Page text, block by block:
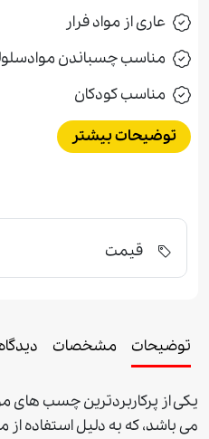
عاری از مواد فرار
مناسب چسباندن
مناسب کودکان
توضیحات بیشتر
قیمت
توضیحات مشخصات دیدگاه
یکی از پرکاربردترین چسب های
می باشد، که به دلیل استفاده از